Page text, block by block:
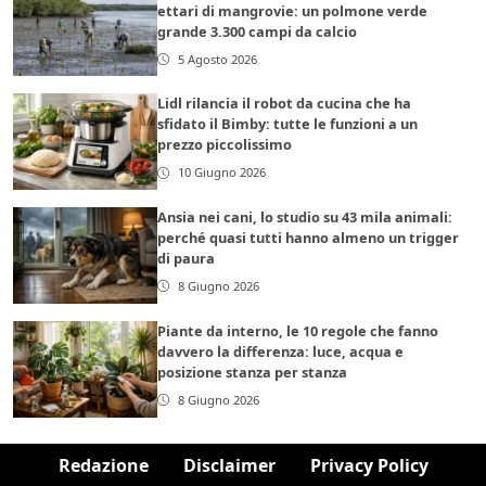
ettari di mangrovie: un polmone verde
grande 3.300 campi da calcio
5 Agosto 2026
Lidl rilancia il robot da cucina che ha
sfidato il Bimby: tutte le funzioni a un
prezzo piccolissimo
10 Giugno 2026
Ansia nei cani, lo studio su 43 mila animali:
perché quasi tutti hanno almeno un trigger
di paura
8 Giugno 2026
Piante da interno, le 10 regole che fanno
davvero la differenza: luce, acqua e
posizione stanza per stanza
8 Giugno 2026
Redazione Disclaimer Privacy Policy